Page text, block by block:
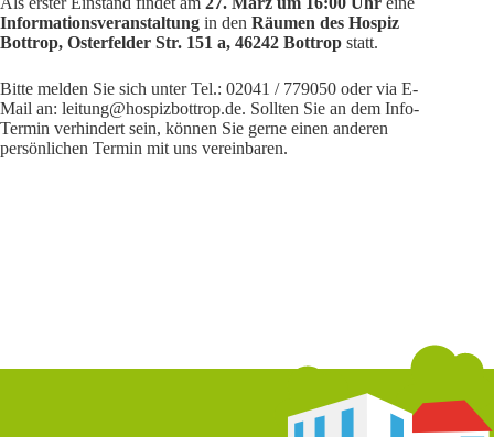
Informationsveranstaltung in den Räumen des Hospiz
Bottrop, Osterfelder Str. 151 a, 46242 Bottrop statt.
Bitte melden Sie sich unter Tel.: 02041 / 779050 oder via E-
Mail an: leitung@hospizbottrop.de. Sollten Sie an dem Info-
Termin verhindert sein, können Sie gerne einen anderen
persönlichen Termin mit uns vereinbaren.